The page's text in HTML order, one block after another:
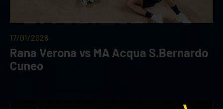
17/01/2026
Rana Verona vs MA Acqua S.Bernardo
Cuneo